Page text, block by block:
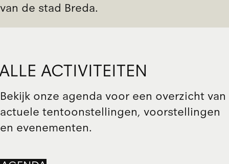
van de stad Breda.
ACTIVITEITEN
Bekijk onze agenda voor een overzicht van
actuele tentoonstellingen, voorstellingen
en evenementen.